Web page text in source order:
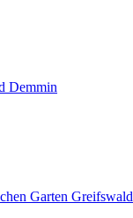
Demmin
Garten Greifswald